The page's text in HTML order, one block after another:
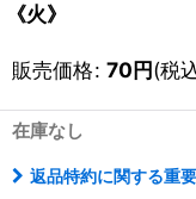
《火》
販売価格: 70円(税
在庫なし
返品特約に関する重